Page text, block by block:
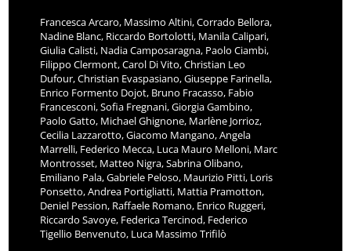
Francesca Arcaro, Massimo Altini, Corrado Bellora,
Nadine Blanc, Riccardo Bortolotti, Manila Calipari,
Giulia Calisti, Nadia Camposaragna, Paolo Ciambi,
Filippo Clermont, Carol Di Vito, Christian Leo
Dufour, Christian Evaspasiano, Giuseppe Farinella,
Enrico Formento Dojot, Bruno Fracasso, Fabio
Francesconi, Sofia Fregnani, Giorgia Gambino,
Paolo Gatto, Michael Ghignone, Marlène Jorrioz,
Cecilia Lazzarotto, Giacomo Mangano, Angela
Marrelli, Federico Mecca, Luca Mauro Melloni, Marc
Montrosset, Matteo Nigra, Sabrina Olibano,
Emiliano Pala, Gabriele Peloso, Maurizio Pitti, Loris
Ponsetto, Andrea Portigliatti, Mattia Pramotton,
Deniel Pession, Raffaele Romano, Enrico Ruggeri,
Riccardo Savoye, Federica Tercinod, Federico
Tigellio Benvenuto, Luca Massimo Trifilò